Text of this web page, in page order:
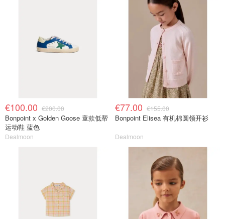
€100.00 €200.00
Bonpoint x Golden Goose 童款低帮
运动鞋 蓝色
Dealmoon
€77.00 €155.00
Bonpoint Elisea 有机棉圆领开衫
Dealmoon